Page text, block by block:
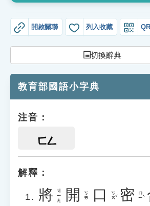
開啟關聯 列入收藏
切換辭典
教育部國語小字典
注音：
ㄈㄥ
解釋：
將 ㄐㄧㄤ 開 ㄎㄞ 口 ㄎㄡˇ 密 ㄇㄧˋ